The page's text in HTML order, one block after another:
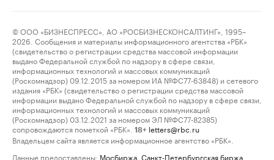
© ООО «БИЗНЕСПРЕСС», АО «РОСБИЗНЕСКОНСАЛТИНГ», 1995–
2026. Сообщения и материалы информационного агентства «РБК»
(свидетельство о регистрации средства массовой информации
выдано Федеральной службой по надзору в сфере связи,
информационных технологий и массовых коммуникаций
(Роскомнадзор) 09.12.2015 за номером ИА №ФС77-63848) и сетевого
издания «РБК» (свидетельство о регистрации средства массовой
информации выдано Федеральной службой по надзору в сфере связи,
информационных технологий и массовых коммуникаций
(Роскомнадзор) 03.12.2021 за номером ЭЛ №ФС77-82385)
сопровождаются пометкой «РБК».
18+ letters@rbc.ru
Владельцем сайта является информационное агентство «РБК».
Данные предоставлены: Мосбиржа Санкт-Петербургская биржа